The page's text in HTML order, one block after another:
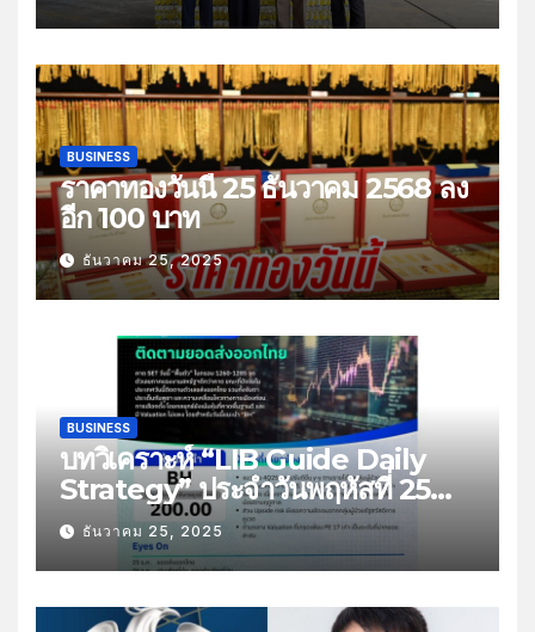
BUSINESS
ราคาทองวันนี้ 25 ธันวาคม 2568 ลง
อีก 100 บาท
ธันวาคม 25, 2025
BUSINESS
บทวิเคราะห์ “LIB Guide Daily
Strategy” ประจำวันพฤหัสที่ 25
ธันวาคม 2568 หัวข้อ “ติดตามยอด
ส่งออกไทย”
ธันวาคม 25, 2025